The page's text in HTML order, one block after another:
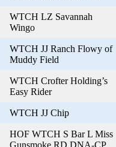
WTCH LZ Savannah
Wingo
WTCH JJ Ranch Flowy of
Muddy Field
WTCH Crofter Holding’s
Easy Rider
WTCH JJ Chip
HOF WTCH S Bar L Miss
Gunsmoke RD DNA-CP